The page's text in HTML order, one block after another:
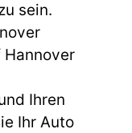
sein.
Hannover
Ihren
Ihr Auto